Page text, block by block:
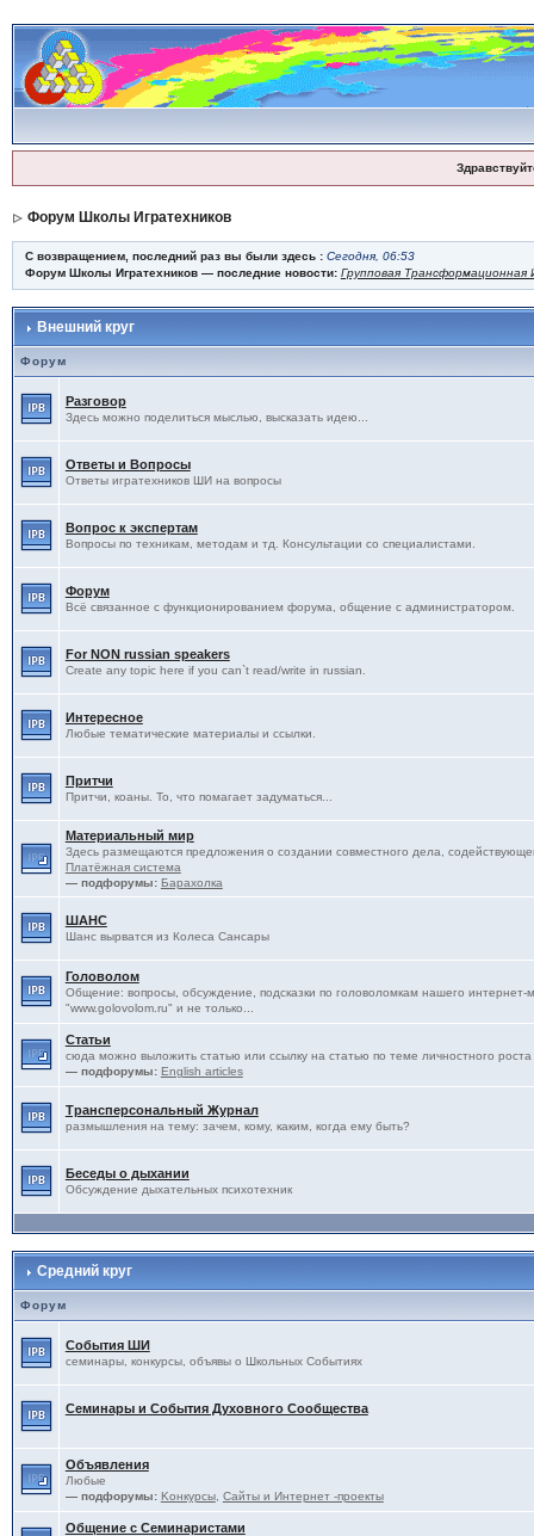
Форум Школы Игратехников
С возвращением, последний раз вы были здесь : Сегодня, 06:53
Форум Школы Игратехников — последние новости: Групповая Трансформационная
Внешний круг
Форум
Разговор
Здесь можно поделиться мыслью, высказать идею...
Ответы и Вопросы
Ответы игратехников ШИ на вопросы
Вопрос к экспертам
Вопросы по техникам, методам и тд. Консультации со специалистами.
Форум
Всё связанное с функционированием форума, общение с администратором.
For NON russian speakers
Create any topic here if you can`t read/write in russian.
Интересное
Любые тематические материалы и ссылки.
Притчи
Притчи, коаны. То, что помагает задуматься...
Материальный мир
Здесь размещаются предложения о создании совместного дела,
Платёжная система
— подфорумы: Барахолка
ШАНС
Шанс вырватся из Колеса Сансары
Головолом
Общение: вопросы, обсуждение, подсказки по головоломкам нашего интернет-
"www.golovolom.ru" и не только...
Статьи
сюда можно выложить статью или ссылку на статью по теме личностного роста
— подфорумы: English articles
Трансперсональный Журнал
размышления на тему: зачем, кому, каким, когда ему быть?
Беседы о дыхании
Обсуждение дыхательных психотехник
Средний круг
Форум
События ШИ
семинары, конкурсы, объявы о Школьных Событиях
Семинары и События Духовного Сообщества
Объявления
Любые
— подфорумы: Kонкурсы, Сайты и Интернет -проекты
Общение с Семинаристами